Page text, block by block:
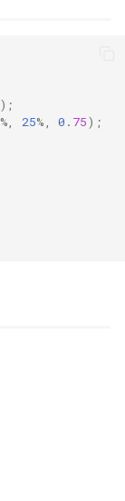
);
%, 25%, 0 . 75);